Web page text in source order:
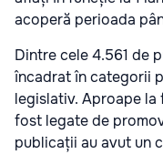
acoperă perioada
Dintre cele 4.561 de
încadrat în categorii
legislativ. Aproape la
fost legate de
publicații au avut un